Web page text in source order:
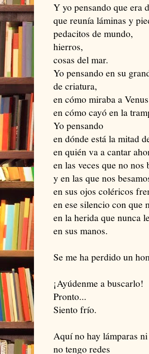
Y yo pensando que era
que reunía láminas y
pedacitos de mundo,
hierros,
cosas del mar.
Yo pensando en su
de criatura,
en cómo miraba a
en cómo cayó en la
Yo pensando
en dónde está la mitad
en quién va a cantar
en las veces que no nos
y en las que nos
en sus ojos coléricos
en ese silencio con que
en la herida que nunca
en sus manos.
Se me ha perdido un
¡Ayúdenme a buscarlo!
Pronto...
Siento frío.
Aquí no hay lámparas ni
no tengo redes